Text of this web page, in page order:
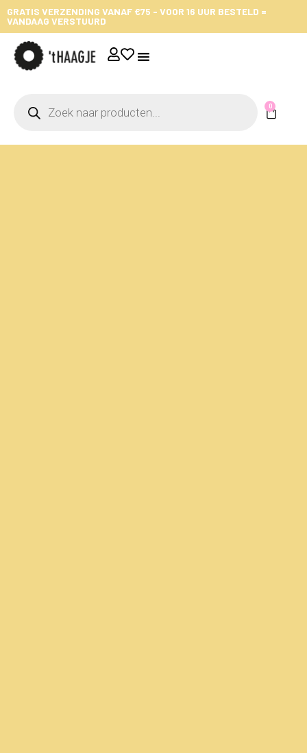
GRATIS VERZENDING VANAF €75 - VOOR 16 UUR BESTELD =
VANDAAG VERSTUURD
0